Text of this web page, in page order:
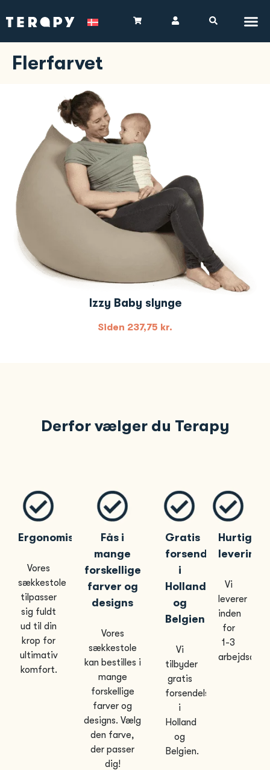
Flerfarvet
Izzy Baby slynge
Siden 237,75 kr.
Derfor vælger du Terapy
Ergonomisk
Vores
sækkestole
tilpasser
sig fuldt
ud til din
krop for
ultimativ
komfort.
Fås i
mange
forskellige
farver og
designs
Vores
sækkestole
kan bestilles i
mange
forskellige
farver og
designs. Vælg
den farve,
der passer
dig!
Gratis
forsendelse
i
Holland
og
Belgien
Vi
tilbyder
gratis
forsendelse
i
Holland
og
Belgien.
Hurtig
levering
Vi
leverer
inden
for
1-3